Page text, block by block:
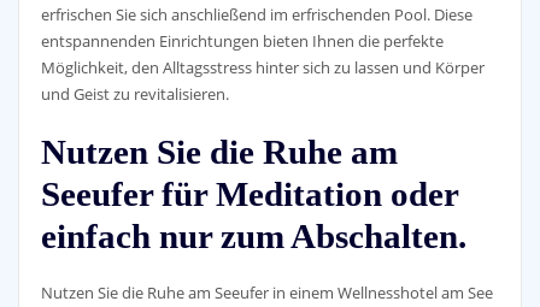
erfrischen Sie sich anschließend im erfrischenden Pool. Diese
entspannenden Einrichtungen bieten Ihnen die perfekte
Möglichkeit, den Alltagsstress hinter sich zu lassen und Körper
und Geist zu revitalisieren.
Nutzen Sie die Ruhe am
Seeufer für Meditation oder
einfach nur zum Abschalten.
Nutzen Sie die Ruhe am Seeufer in einem Wellnesshotel am See